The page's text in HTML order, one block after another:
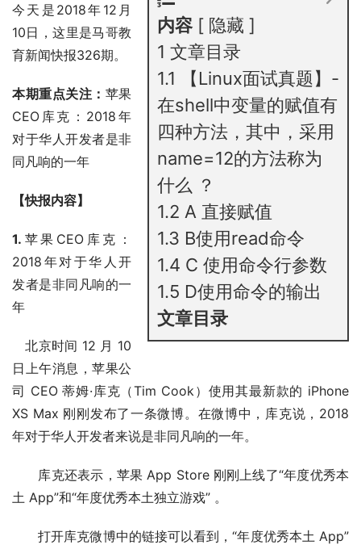
内容
隐藏
1 文章目录
1.1
【Linux面试真题】-
在shell中变量的赋值有
四种方法，其中，采用
name=12的方法称为
什么 ？
1.2 A 直接赋值
1.3 B使用read命令
1.4 C 使用命令行参数
1.5 D使用命令的输出
文章目录
今天是2018年12月
10日，这里是马哥教
育新闻快报326期。
本期重点关注： 苹果
CEO库克：2018年
对于华人开发者是非
同凡响的一年
【快报内容】
1. 苹果CEO库克：
2018年对于华人开
发者是非同凡响的一
年
北京时间 12 月 10
日上午消息，苹果公
司 CEO 蒂姆·库克（Tim Cook）使用其最新款的 iPhone
XS Max 刚刚发布了一条微博。在微博中，库克说，2018
年对于华人开发者来说是非同凡响的一年。
库克还表示，苹果 App Store 刚刚上线了“年度优秀本
土 App”和“年度优秀本土独立游戏” 。
打开库克微博中的链接可以看到，“年度优秀本土 App”